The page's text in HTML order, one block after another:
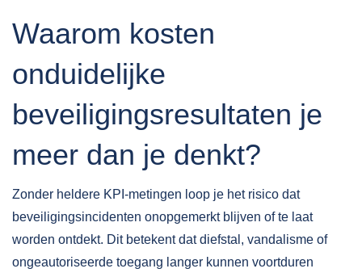
Waarom kosten
onduidelijke
beveiligingsresultaten je
meer dan je denkt?
Zonder heldere KPI-metingen loop je het risico dat
beveiligingsincidenten onopgemerkt blijven of te laat
worden ontdekt. Dit betekent dat diefstal, vandalisme of
ongeautoriseerde toegang langer kunnen voortduren